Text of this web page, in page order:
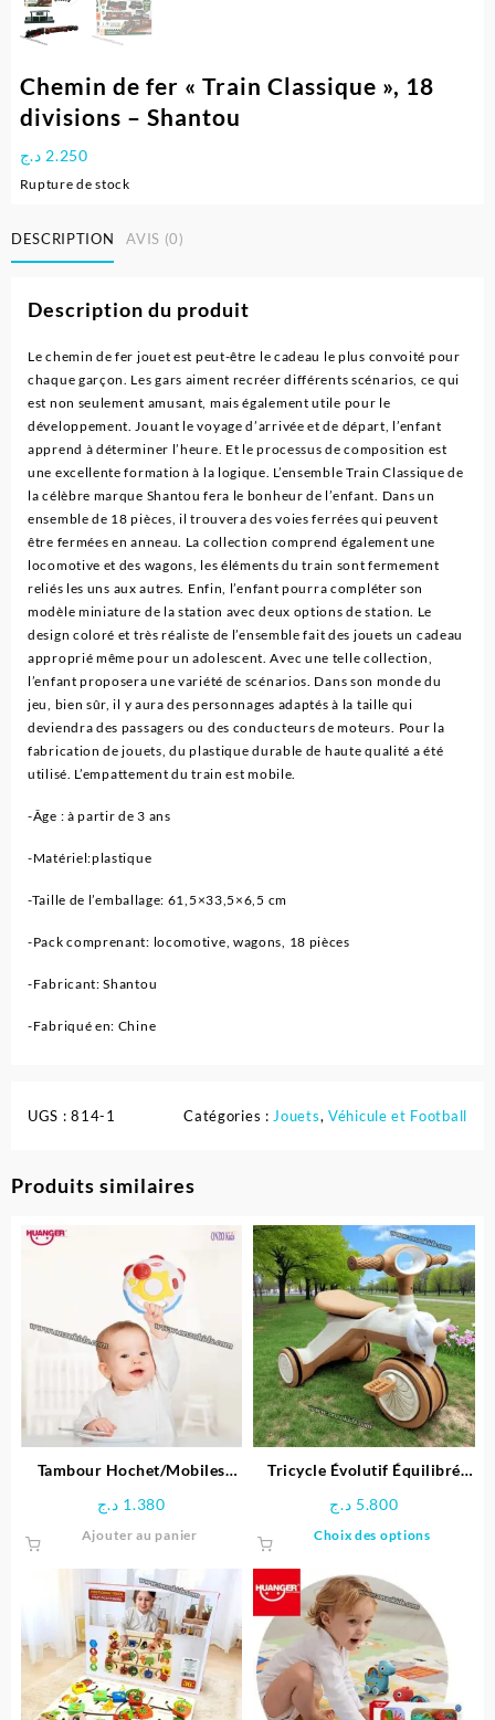
Chemin de fer « Train Classique », 18
divisions – Shantou
2.250 د.ج
Rupture de stock
DESCRIPTION AVIS (0)
Description du produit
Le chemin de fer jouet est peut-être le cadeau le plus convoité pour
chaque garçon. Les gars aiment recréer différents scénarios, ce qui
est non seulement amusant, mais également utile pour le
développement. Jouant le voyage d’arrivée et de départ, l’enfant
apprend à déterminer l’heure. Et le processus de composition est
une excellente formation à la logique. L’ensemble Train Classique de
la célèbre marque Shantou fera le bonheur de l’enfant. Dans un
ensemble de 18 pièces, il trouvera des voies ferrées qui peuvent
être fermées en anneau. La collection comprend également une
locomotive et des wagons, les éléments du train sont fermement
reliés les uns aux autres. Enfin, l’enfant pourra compléter son
modèle miniature de la station avec deux options de station. Le
design coloré et très réaliste de l’ensemble fait des jouets un cadeau
approprié même pour un adolescent. Avec une telle collection,
l’enfant proposera une variété de scénarios. Dans son monde du
jeu, bien sûr, il y aura des personnages adaptés à la taille qui
deviendra des passagers ou des conducteurs de moteurs. Pour la
fabrication de jouets, du plastique durable de haute qualité a été
utilisé. L’empattement du train est mobile.
-Âge : à partir de 3 ans
-Matériel:plastique
-Taille de l’emballage: 61,5×33,5×6,5 cm
-Pack comprenant: locomotive, wagons, 18 pièces
-Fabricant: Shantou
-Fabriqué en: Chine
UGS :814-1 Catégories : Jouets, Véhicule et Football
Produits similaires
Tambour Hochet/Mobiles
1.380 د.ج
Ajouter au panier
Tricycle Évolutif Équilibré
5.800 د.ج
Choix des options
Les
options
être